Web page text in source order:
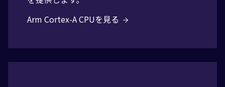
Arm Cortex-A CPUを見る